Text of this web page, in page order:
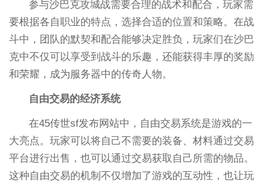
参与沙巴克攻城战需要合理的战术和配合，玩家需
要根据各自职业的特点，选择合适的位置和策略。在战
斗中，团队的默契和配合能够决定胜负，玩家们在沙巴
克中不仅可以享受到战斗的乐趣，还能获得丰厚的奖励
和荣耀，成为服务器中的传奇人物。
自由交易的经济系统
在45传世sf发布网站中，自由交易系统是游戏的一
大亮点。玩家可以将自己不需要的装备、材料通过交易
平台进行出售，也可以通过交易获取自己所需的物品。
这种自由交易的机制不仅增加了游戏的互动性，也让玩